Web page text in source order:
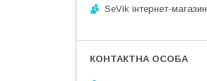
SeVik інтернет-магазин